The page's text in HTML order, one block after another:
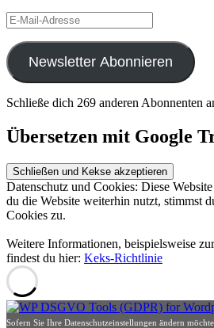
E-
Mail-
Adresse
Newsletter Abonnieren
Schließe dich 269 anderen Abonnenten
Übersetzen mit Google
Datenschutz und Cookies: Diese
du die Website weiterhin nutzt, stimmst
Cookies zu.
Weitere Informationen, beispielsweise
findest du hier: Keks-Richtlinie
Sofern Sie Ihre Datenschutzeinstellungen ändern